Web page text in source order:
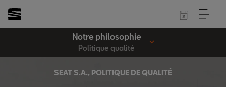
Notre philosophie
Politique qualité
SEAT S.A., POLITIQUE DE QUALITÉ